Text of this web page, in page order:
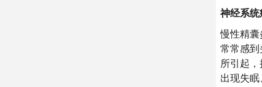
神经系统
慢性精囊
常常感到
所引起
出现失眠